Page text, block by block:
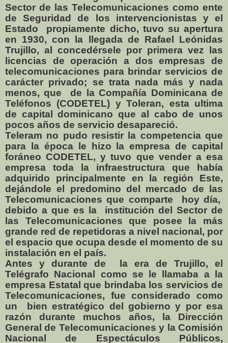
Sector de las Telecomunicaciones como ente
de Seguridad de los intervencionistas y el
Estado
propiamente dicho, tuvo su apertura
en 1930, con la llegada de Rafael Leónidas
Trujillo, al concedérsele por primera vez las
licencias de operación a dos empresas de
telecomunicaciones para brindar servicios de
carácter privado; se trata nada más y nada
menos, que
de la Compañía Dominicana de
Teléfonos (CODETEL) y Toleran, esta ultima
de capital dominicano que al cabo de unos
pocos años de servicio desapareció.
Teleram no pudo resistir la competencia que
para la época le hizo la empresa de capital
foráneo CODETEL, y tuvo que vender a esa
empresa toda la infraestructura que había
adquirido principalmente en la región Este,
dejándole el predomino del mercado de las
Telecomunicaciones que comparte
hoy día,
debido a que es la
institución del Sector de
las Telecomunicaciones que posee la más
grande red de repetidoras a nivel nacional, por
el espacio que ocupa desde el momento de su
instalación en el país.
Antes y durante de
la era de Trujillo, el
Telégrafo Nacional como se le llamaba a la
empresa Estatal que brindaba los servicios de
Telecomunicaciones, fue considerado como
un
bien estratégico del gobierno y por esa
razón durante muchos años, la Dirección
General de Telecomunicaciones y la Comisión
Nacional de Espectáculos Públicos,